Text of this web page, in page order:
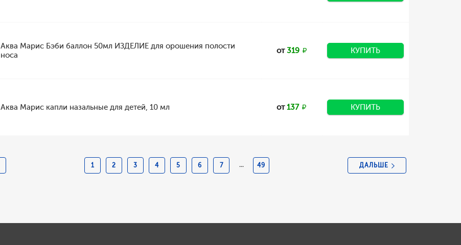
Аква Марис Бэби баллон 50мл ИЗДЕЛИЕ для орошения полости
носа
от319 КУПИТЬ
Аква Марис капли назальные для детей, 10 мл от137 КУПИТЬ
1 2 3 4 5 6 7 ... 49 ДАЛЬШЕ